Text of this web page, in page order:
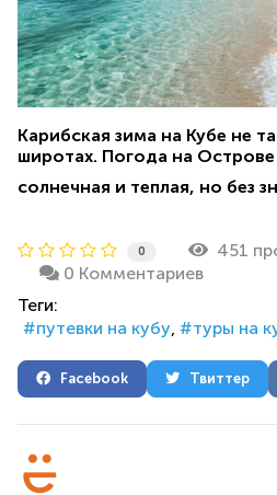
Карибская зима на Кубе не
широтах. Погода на
солнечная и теплая, но без
0
451
0 Комментариев
Теги:
путевки на кубу
туры на
Facebook Твиттер